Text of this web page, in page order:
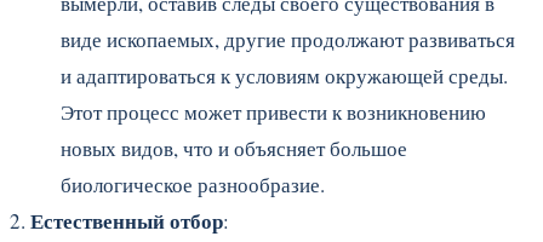
виде ископаемых, другие продолжают развиваться
и адаптироваться к условиям окружающей среды.
Этот процесс может привести к возникновению
новых видов, что и объясняет большое
биологическое разнообразие.
Естественный отбор: